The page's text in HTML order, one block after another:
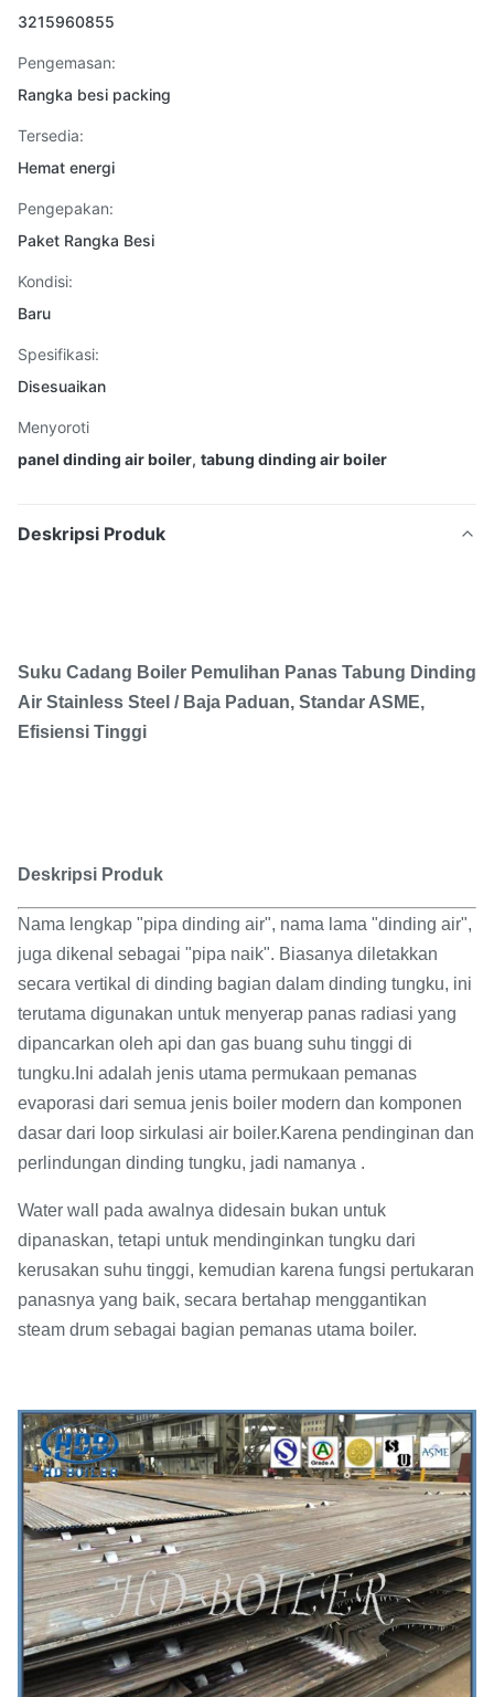
3215960855
Pengemasan:
Rangka besi packing
Tersedia:
Hemat energi
Pengepakan:
Paket Rangka Besi
Kondisi:
Baru
Spesifikasi:
Disesuaikan
Menyoroti
panel dinding air boiler, tabung dinding air boiler
Deskripsi Produk
Suku Cadang Boiler Pemulihan Panas Tabung Dinding
Air Stainless Steel / Baja Paduan, Standar ASME,
Efisiensi Tinggi
Deskripsi Produk
Nama lengkap "pipa dinding air", nama lama "dinding air",
juga dikenal sebagai "pipa naik". Biasanya diletakkan
secara vertikal di dinding bagian dalam dinding tungku, ini
terutama digunakan untuk menyerap panas radiasi yang
dipancarkan oleh api dan gas buang suhu tinggi di
tungku.Ini adalah jenis utama permukaan pemanas
evaporasi dari semua jenis boiler modern dan komponen
dasar dari loop sirkulasi air boiler.Karena pendinginan dan
perlindungan dinding tungku, jadi namanya .
Water wall pada awalnya didesain bukan untuk
dipanaskan, tetapi untuk mendinginkan tungku dari
kerusakan suhu tinggi, kemudian karena fungsi pertukaran
panasnya yang baik, secara bertahap menggantikan
steam drum sebagai bagian pemanas utama boiler.